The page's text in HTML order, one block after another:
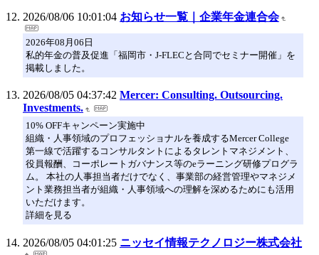
2026/08/06 10:01:04 お知らせ一覧｜企業年金連合会
2026年08月06日
私的年金の普及促進「福岡市・J-FLECと合同でセミナー開催」を
掲載しました。
2026/08/05 04:37:42 Mercer: Consulting. Outsourcing.
Investments.
10% OFFキャンペーン実施中
組織・人事領域のプロフェッショナルを養成するMercer College
第一線で活躍するコンサルタントによるタレントマネジメント、
役員報酬、コーポレートガバナンス等のeラーニング研修プログラ
ム。 本社の人事担当者だけでなく、事業部の経営管理やマネジメ
ント業務担当者が組織・人事領域への理解を深めるためにも活用
いただけます。
詳細を見る
2026/08/05 04:01:25 ニッセイ情報テクノロジー株式会社